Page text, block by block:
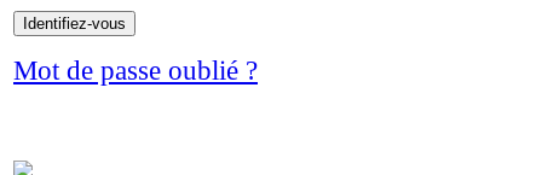
Mot de passe oublié ?